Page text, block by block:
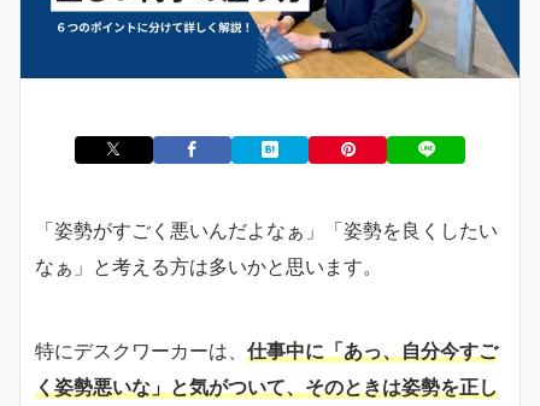
「姿勢がすごく悪いんだよなぁ」「姿勢を良くしたい
なぁ」と考える方は多いかと思います。
特にデスクワーカーは、 仕事中に「あっ、自分今すご
く姿勢悪いな」と気がついて、そのときは姿勢を正し